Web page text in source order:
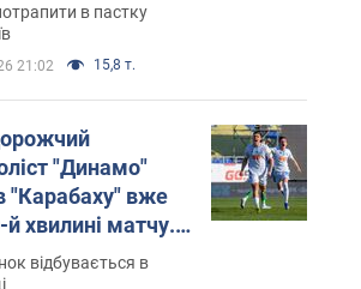
в пастку
21:02 15,8 т.
"Динамо"
"Карабаху" вже
й хвилині матчу.
відбувається в